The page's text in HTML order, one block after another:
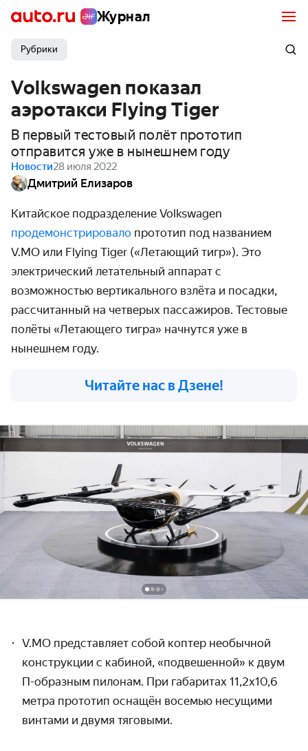
Журнал
Рубрики
Volkswagen показал
аэротакси Flying Tiger
В первый тестовый полёт прототип
отправится уже в нынешнем году
Новости28 июля 2022
Дмитрий Елизаров
Китайское подразделение Volkswagen
продемонстрировало прототип под названием
V.MO или Flying Tiger («Летающий тигр»). Это
электрический летательный аппарат с
возможностью вертикального взлёта и посадки,
рассчитанный на четверых пассажиров. Тестовые
полёты «Летающего тигра» начнутся уже в
нынешнем году.
Читайте нас в Дзене!
V.MO представляет собой коптер необычной
конструкции с кабиной, «подвешенной» к двум
П-образным пилонам. При габаритах 11,2х10,6
метра прототип оснащён восемью несущими
винтами и двумя тяговыми.